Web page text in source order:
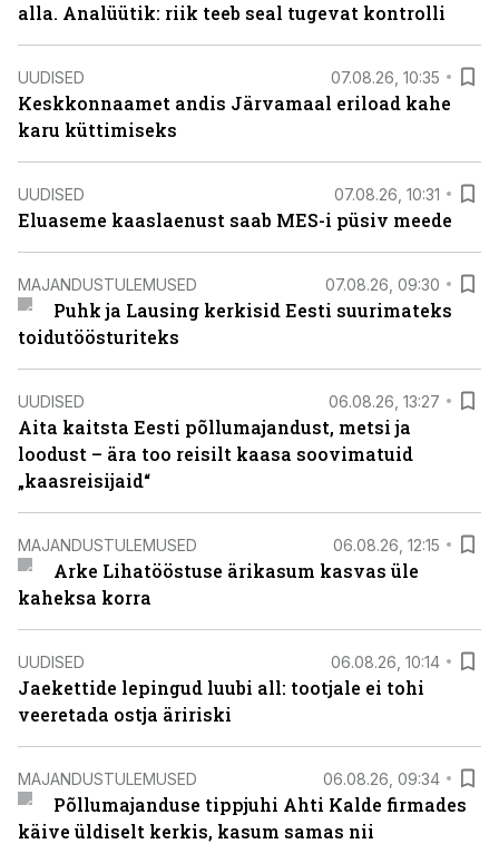
alla. Analüütik: riik teeb seal tugevat kontrolli
UUDISED 07.08.26, 10:35
Keskkonnaamet andis Järvamaal eriload kahe
karu küttimiseks
UUDISED 07.08.26, 10:31
Eluaseme kaaslaenust saab MES-i püsiv meede
MAJANDUSTULEMUSED 07.08.26, 09:30
Puhk ja Lausing kerkisid Eesti suurimateks
toidutöösturiteks
UUDISED 06.08.26, 13:27
Aita kaitsta Eesti põllumajandust, metsi ja
loodust – ära too reisilt kaasa soovimatuid
„kaasreisijaid“
MAJANDUSTULEMUSED 06.08.26, 12:15
Arke Lihatööstuse ärikasum kasvas üle
kaheksa korra
UUDISED 06.08.26, 10:14
Jaekettide lepingud luubi all: tootjale ei tohi
veeretada ostja äririski
MAJANDUSTULEMUSED 06.08.26, 09:34
Põllumajanduse tippjuhi Ahti Kalde firmades
käive üldiselt kerkis, kasum samas nii